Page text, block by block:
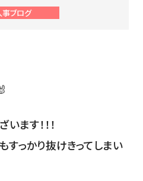
事ブログ
ます！！！
すっかり抜けきってしまい